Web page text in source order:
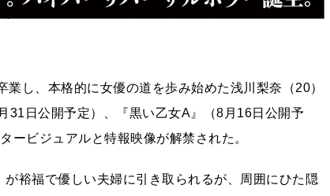
し、本格的に女優の道を歩み始めた浅川梨奈（20）
31日公開予定）、『黒い乙女A』（8月16日公開予
ービジュアルと特報映像が解禁された。
裕福で優しい夫婦に引き取られるが、周囲にひた隠